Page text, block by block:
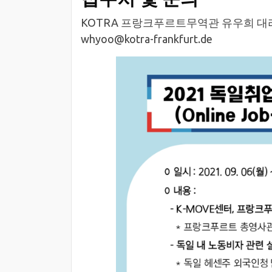
KOTRA 프랑크푸르트무역관 유우희 대
whyoo@kotra-frankfurt.de